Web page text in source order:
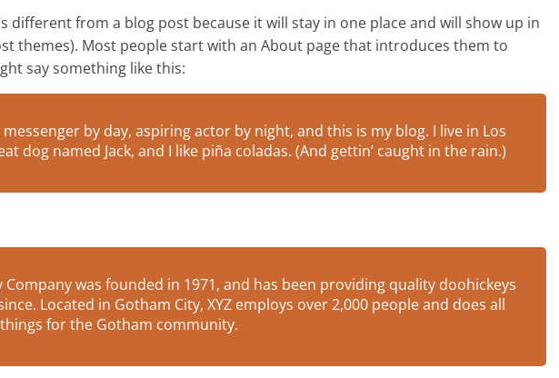
different from a blog post because it will stay in one place and will show up in
themes). Most people start with an About page that introduces them to
say something like this:
messenger by day, aspiring actor by night, and this is my blog. I live in Los
dog named Jack, and I like piña coladas. (And gettin’ caught in the rain.)
Company was founded in 1971, and has been providing quality doohickeys
Located in Gotham City, XYZ employs over 2,000 people and does all
for the Gotham community.